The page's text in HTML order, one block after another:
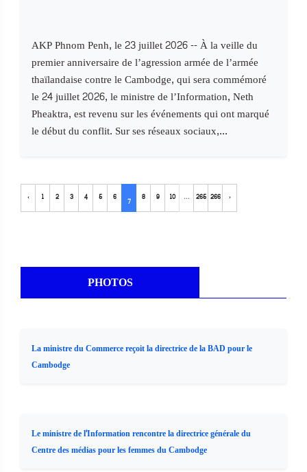
AKP Phnom Penh, le 23 juillet 2026 -- À la veille du
premier anniversaire de l’agression armée de l’armée
thaïlandaise contre le Cambodge, qui sera commémoré
le 24 juillet 2026, le ministre de l’Information, Neth
Pheaktra, est revenu sur les événements qui ont marqué
le début du conflit. Sur ses réseaux sociaux,...
‹ 1 2 3 4 5 6 7 8 9 10 ... 265 266 ›
PHOTOS
La ministre du Commerce reçoit la directrice de la BAD pour le
Cambodge
Le ministre de l'Information rencontre la directrice générale du
Centre des médias pour les femmes du Cambodge